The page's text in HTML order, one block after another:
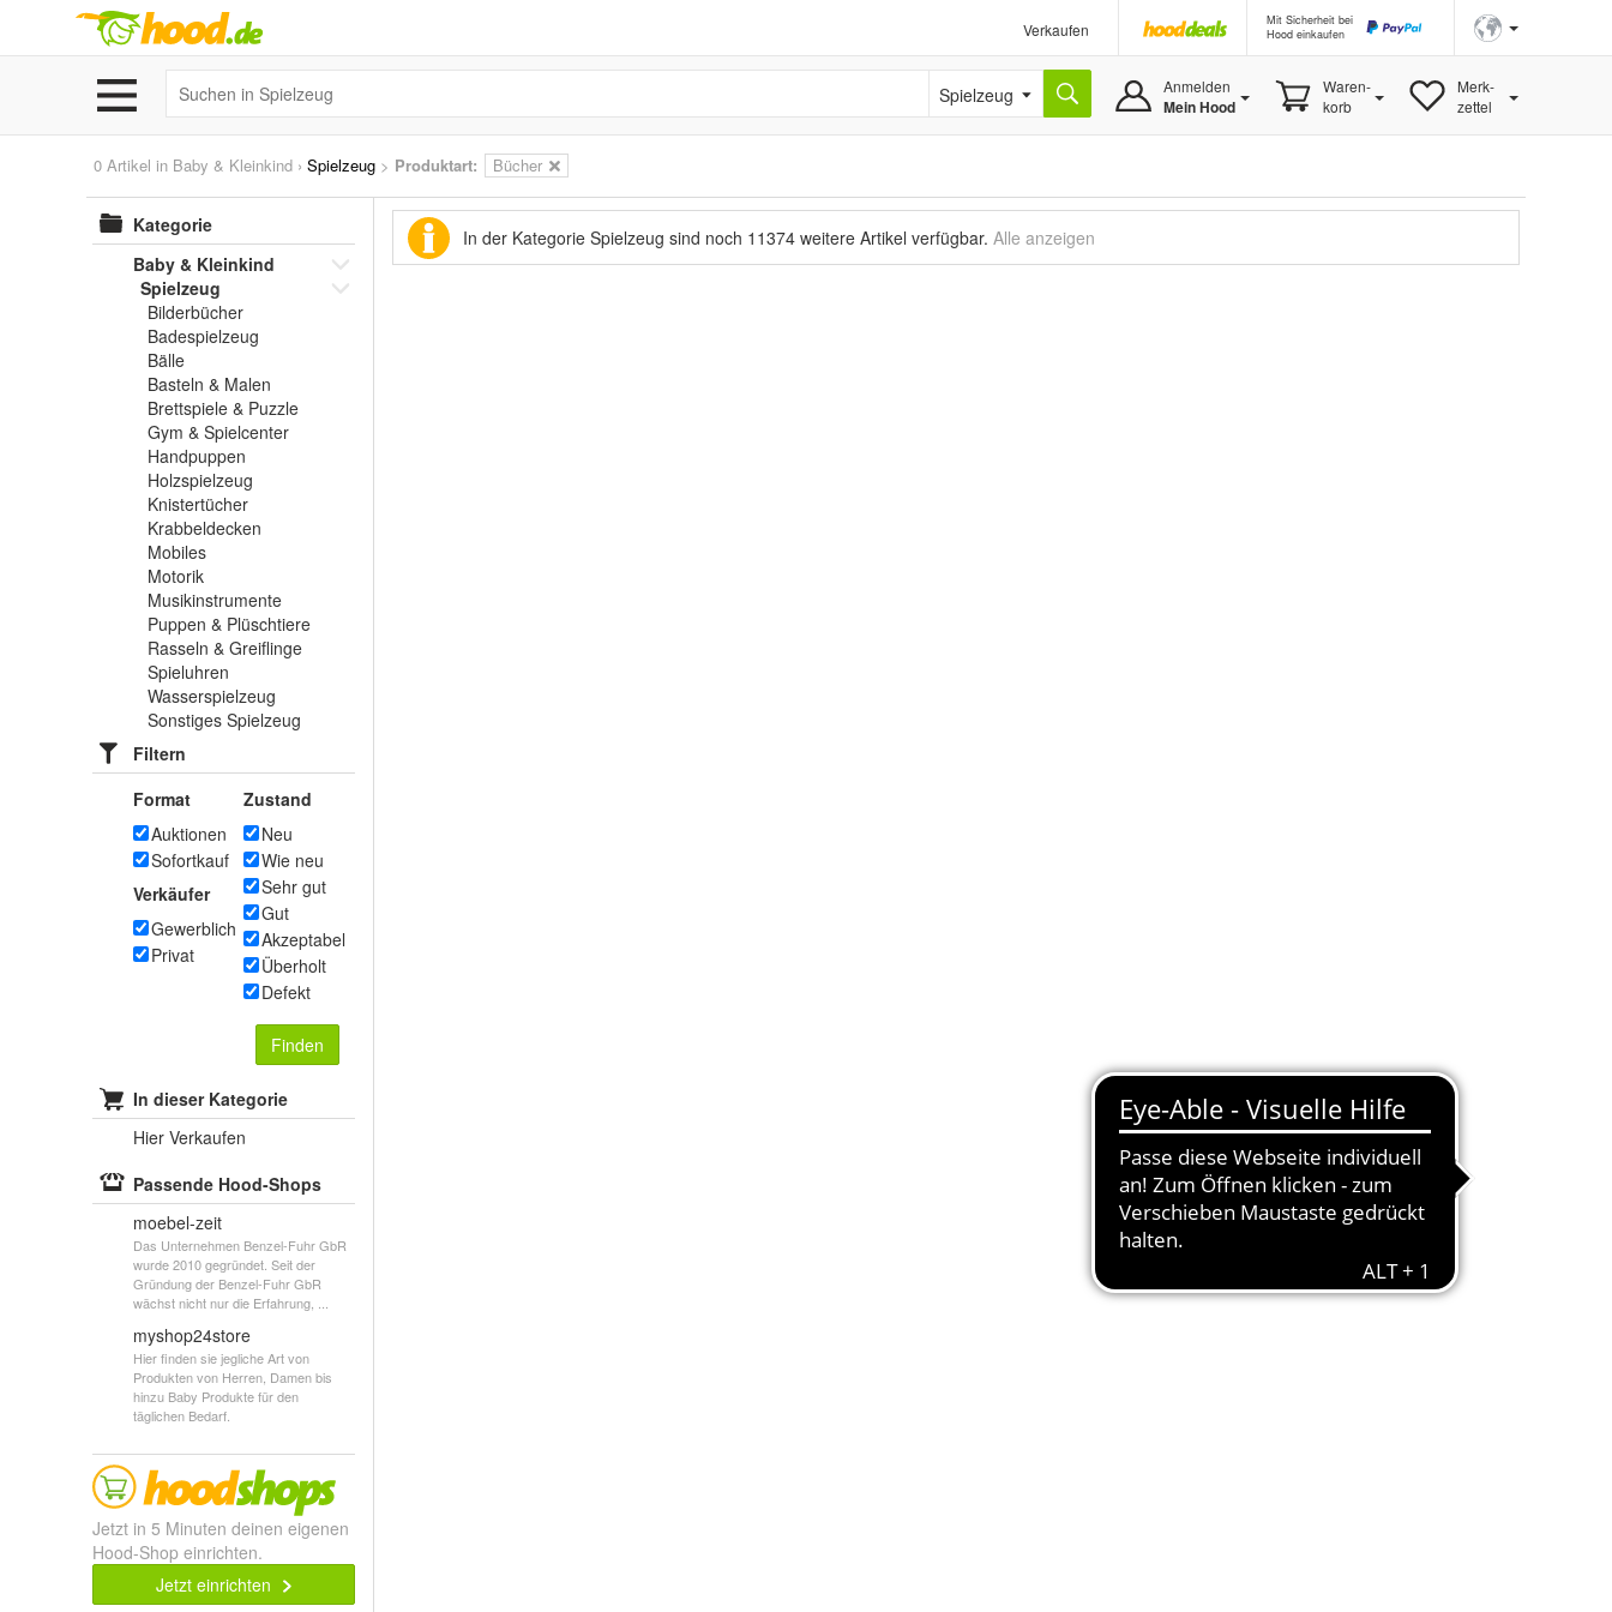
Verkaufen
Mit Sicherheit bei
Hood einkaufen
Spielzeug Anmelden
Mein Hood
Waren-
korb
Merk-
zettel
0 Artikel in Baby & Kleinkind › Spielzeug > Produktart: Bücher
Kategorie
Baby & Kleinkind
Spielzeug
Bilderbücher
Badespielzeug
Bälle
Basteln & Malen
Brettspiele & Puzzle
Gym & Spielcenter
Handpuppen
Holzspielzeug
Knistertücher
Krabbeldecken
Mobiles
Motorik
Musikinstrumente
Puppen & Plüschtiere
Rasseln & Greiflinge
Spieluhren
Wasserspielzeug
Sonstiges Spielzeug
Filtern
Format
Auktionen
Sofortkauf
Verkäufer
Gewerblich
Privat
Zustand
Neu
Wie neu
Sehr gut
Gut
Akzeptabel
Überholt
Defekt
Finden
In dieser Kategorie
Hier Verkaufen
Passende Hood-Shops
moebel-zeit
Das Unternehmen Benzel-Fuhr GbR
wurde 2010 gegründet. Seit der
Gründung der Benzel-Fuhr GbR
wächst nicht nur die Erfahrung, ...
myshop24store
Hier finden sie jegliche Art von
Produkten von Herren, Damen bis
hinzu Baby Produkte für den
täglichen Bedarf.
Jetzt in 5 Minuten deinen eigenen
Hood-Shop einrichten.
Jetzt einrichten
In der Kategorie Spielzeug sind noch 11374 weitere Artikel verfügbar. Alle anzeigen